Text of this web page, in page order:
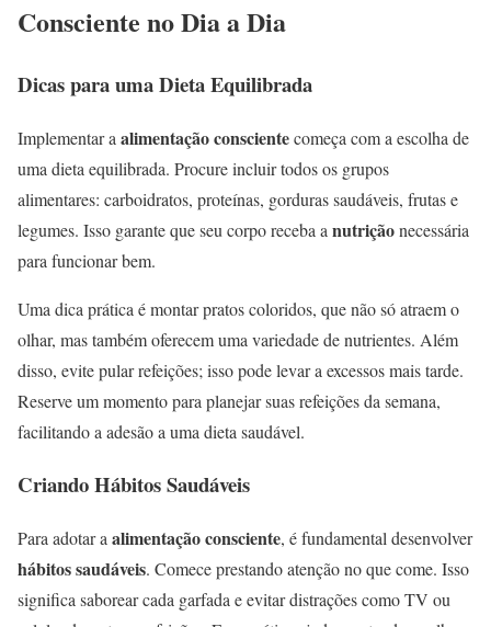
Consciente no Dia a Dia
Dicas para uma Dieta Equilibrada
Implementar a alimentação conscientecomeça com a escolha de
uma dieta equilibrada. Procure incluir todos os grupos
alimentares: carboidratos, proteínas, gorduras saudáveis, frutas e
legumes. Isso garante que seu corpo receba a nutriçãonecessária
para funcionar bem.
Uma dica prática é montar pratos coloridos, que não só atraem o
olhar, mas também oferecem uma variedade de nutrientes. Além
disso, evite pular refeições; isso pode levar a excessos mais tarde.
Reserve um momento para planejar suas refeições da semana,
facilitando a adesão a uma dieta saudável.
Criando Hábitos Saudáveis
Para adotar a alimentação consciente, é fundamental desenvolver
hábitos saudáveis. Comece prestando atenção no que come. Isso
significa saborear cada garfada e evitar distrações como TV ou